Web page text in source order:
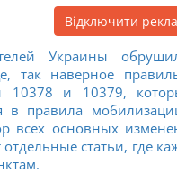
Відключити
Украины
так наверное
10378 и 10379,
в правила
всех основных
статьи, где